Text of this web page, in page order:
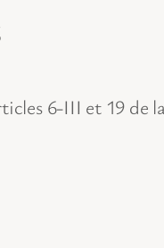
6-III et 19 de